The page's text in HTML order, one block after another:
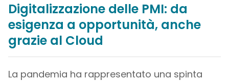
Digitalizzazione delle PMI: da
esigenza a opportunità, anche
grazie al Cloud
La pandemia ha rappresentato una spinta